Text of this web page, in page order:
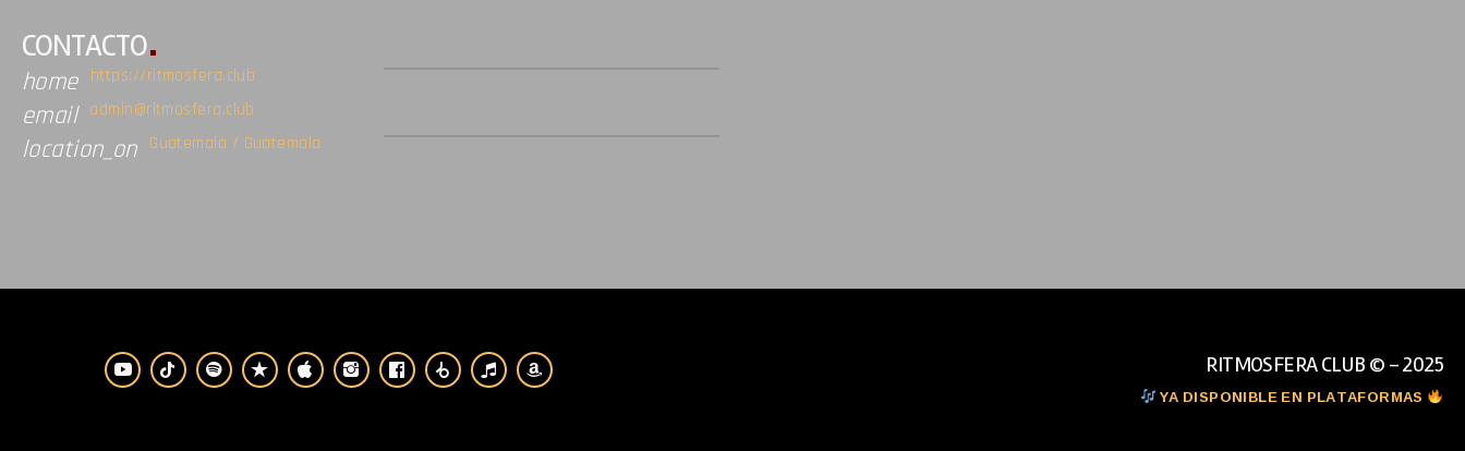
CONTACTO
home https://ritmosfera.club
email admin@ritmosfera.club
location_on Guatemala / Guatemala
RITMOSFERA CLUB © - 2025
YA DISPONIBLE EN PLATAFORMAS